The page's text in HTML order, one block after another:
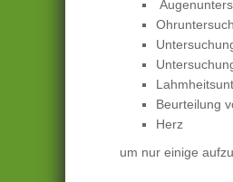
Beurteilung
Herz
um nur einige